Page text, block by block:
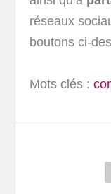
réseaux
boutons ci-
Mots clés :